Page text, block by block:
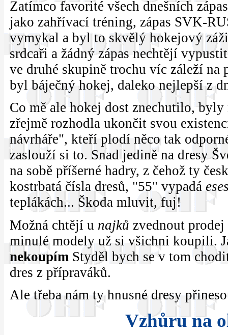
Zatímco favorité všech dnešních
jako zahřívací tréning, zápas SVK-
vymykal a byl to skvělý hokejový
srdcaři a žádný zápas nechtějí
ve druhé skupině trochu víc záleží na
byl báječný hokej, daleko nejlepší z
Co mě ale hokej dost znechutilo,
zřejmě rozhodla ukončit svou
návrháře", kteří plodí něco tak
zaslouží si to. Snad jedině na dresy
na sobě příšerné hadry, z čehož ty
kostrbatá čísla dresů, "55" vypadá
teplákách... Škoda mluvit, fuj!
Možná chtějí u najků zvednout
minulé modely už si všichni koupili.
nekoupím Styděl bych se v tom
dres z přípraváků.
Ale třeba nám ty hnusné dresy
Vzhůru na